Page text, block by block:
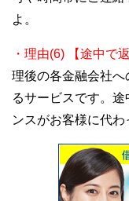
よ。
・理由(6) 【途中で
理後の各金融会社
るサービスです。
ンスがお客様に代わ